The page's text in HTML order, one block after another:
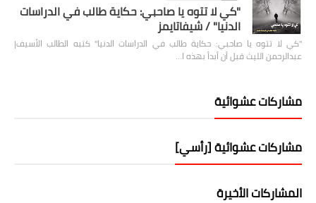
"كي لا تتوه يا صاحبي: حكاية طالب في الدراسات
الدنيا" / شيفاتايمز
"كي لا تتوه يا صاحبي: حكاية طالب في الدراسات الدنيا" كتبه الطالب الأسيف|
عبدالرحمن الليث قبل أن أبدأ بهذه ا…
مشاركات عشوائية
مشاركات عشوائية [رأسي]
المشاركات الأخيرة